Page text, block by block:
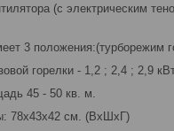
(с электрическим
3 положения:(турборежим
горелки - 1,2 ; 2,4 ; 2,9
45 - 50 кв. м.
78x43x42 см. (ВxШxГ)